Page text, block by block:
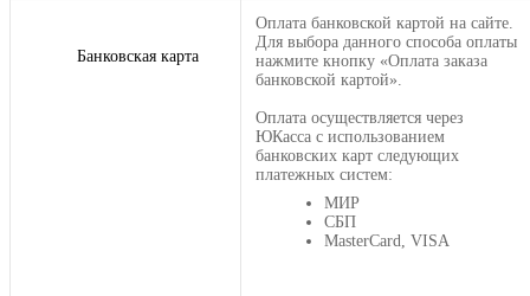
Банковская карта
Оплата банковской картой на сайте.
Для выбора данного способа оплаты
нажмите кнопку «Оплата заказа
банковской картой».
Оплата осуществляется через
ЮКасса с использованием
банковских карт следующих
платежных систем:
МИР
СБП
MasterCard, VISA